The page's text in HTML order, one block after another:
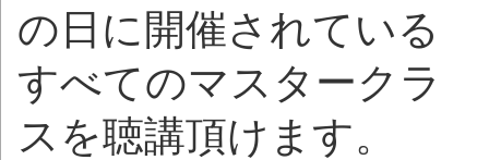
の日に開催されている
すべてのマスタークラ
スを聴講頂けます。